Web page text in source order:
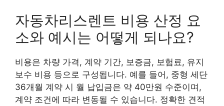
자동차리스렌트 비용 산정 요
소와 예시는 어떻게 되나요?
비용은 차량 가격, 계약 기간, 보증금, 보험료, 유지
보수 비용 등으로 구성됩니다. 예를 들어, 중형 세단
36개월 계약 시 월 납입금은 약 40만원 수준이며,
계약 조건에 따라 변동될 수 있습니다. 정확한 견적